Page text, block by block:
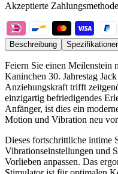
Akzeptierte
Beschreibung
Feiern Sie einen Meilenstein
Kaninchen 30. Jahrestag
Anziehungskraft trifft
einzigartig befriedigendes
Anfänger, ist dies ein
Motion und Vibration neu
Dieses fortschrittliche intime
Vibrationseinstellungen und
Vorlieben anpassen. Das